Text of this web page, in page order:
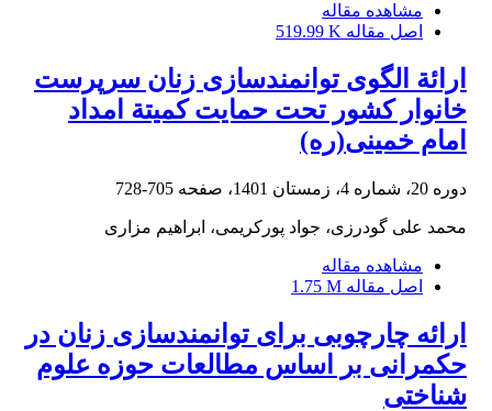
مشاهده مقاله
اصل مقاله 519.99 K
ارائة الگوی توانمندسازی زنان سرپرست
خانوار کشور تحت حمایت کمیتة امداد
امام خمینی(ره)
دوره 20، شماره 4، زمستان 1401، صفحه 705-728
محمد علی گودرزی، جواد پورکریمی، ابراهیم مزاری
مشاهده مقاله
اصل مقاله 1.75 M
ارائه چارچوبی برای توانمندسازی زنان در
حکمرانی بر اساس مطالعات حوزه علوم
شناختی